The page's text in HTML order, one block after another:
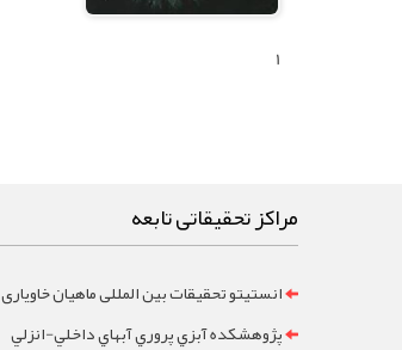
1
مراکز تحقیقاتی تابعه
انستیتو تحقیقات بین المللی ماهیان خاویاری
پژوهشکده آبزي پروري آبهاي داخلي-انزلي